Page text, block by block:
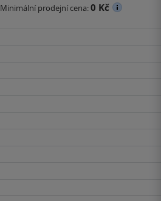
Minimální prodejní cena:0 Kč